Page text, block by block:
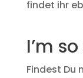
findet ihr
I’m
Findest Du